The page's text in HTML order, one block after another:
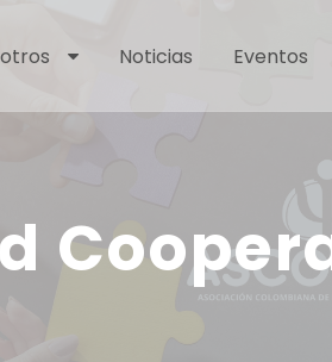
Noticias Eventos